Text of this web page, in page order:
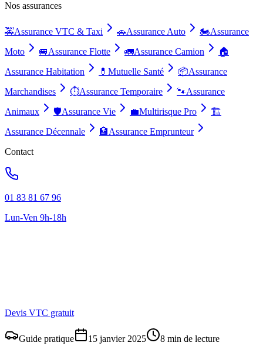
Nos assurances
🚕Assurance VTC & Taxi 🚗Assurance Auto 🏍️Assurance
Moto
🚐Assurance Flotte 🚛Assurance Camion
🏠
Assurance Habitation
💊 Mutuelle Santé 📦Assurance
Marchandises
⏱️Assurance Temporaire 🐾Assurance
Animaux
🛡️Assurance Vie 💼Multirisque Pro
🏗️
Assurance Décennale
🏦Assurance Emprunteur
Contact
01 83 81 67 96
Lun-Ven 9h-18h
Devis VTC gratuit
Guide pratique 15 janvier 2025 8 min de lecture